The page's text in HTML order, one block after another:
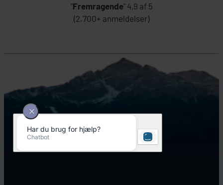
"Fremragende" 4,9 af 5
(2.700+ anmeldelser)